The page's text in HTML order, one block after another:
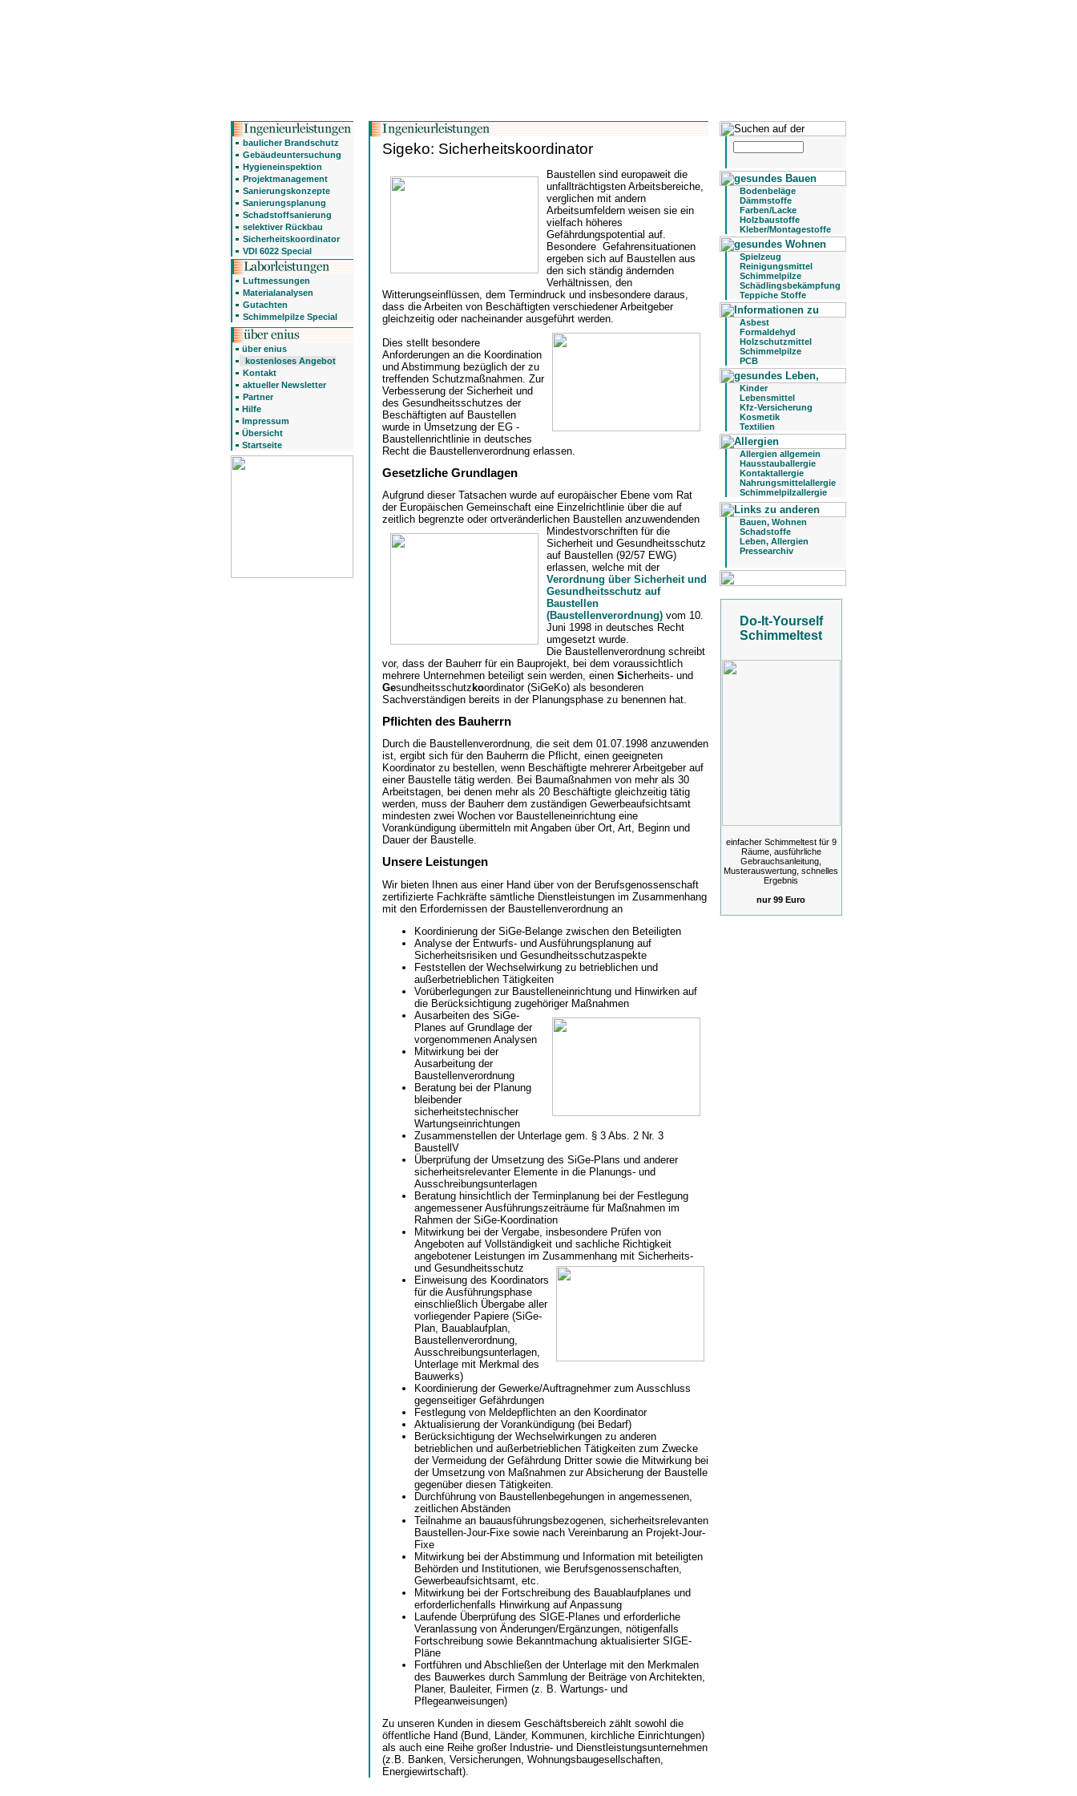
baulicher Brandschutz
Gebäudeuntersuchung
Hygieneinspektion
Projektmanagement
Sanierungskonzepte
Sanierungsplanung
Schadstoffsanierung
selektiver Rückbau
Sicherheitskoordinator
VDI 6022 Special
Luftmessungen
Materialanalysen
Gutachten
Schimmelpilze Special
über enius
kostenloses Angebot
Kontakt
aktueller Newsletter
Partner
Hilfe
Impressum
Übersicht
Startseite
Sigeko: Sicherheitskoordinator
Baustellen sind europaweit die
unfallträchtigsten Arbeitsbereiche,
verglichen mit andern
Arbeitsumfeldern weisen sie ein
vielfach höheres
Gefährdungspotential auf.
Besondere Gefahrensituationen
ergeben sich auf Baustellen aus
den sich ständig ändernden
Verhältnissen, den
Witterungseinflüssen, dem Termindruck und insbesondere daraus,
dass die Arbeiten von Beschäftigten verschiedener Arbeitgeber
gleichzeitig oder nacheinander ausgeführt werden.
Dies stellt besondere
Anforderungen an die Koordination
und Abstimmung bezüglich der zu
treffenden Schutzmaßnahmen. Zur
Verbesserung der Sicherheit und
des Gesundheitsschutzes der
Beschäftigten auf Baustellen
wurde in Umsetzung der EG -
Baustellenrichtlinie in deutsches
Recht die Baustellenverordnung erlassen.
Gesetzliche Grundlagen
Aufgrund dieser Tatsachen wurde auf europäischer Ebene vom Rat
der Europäischen Gemeinschaft eine Einzelrichtlinie über die auf
zeitlich begrenzte oder ortveränderlichen Baustellen anzuwendenden
Mindestvorschriften für die
Sicherheit und Gesundheitsschutz
auf Baustellen (92/57 EWG)
erlassen, welche mit der
Verordnung über Sicherheit und
Gesundheitsschutz auf
Baustellen
(Baustellenverordnung) vom 10.
Juni 1998 in deutsches Recht
umgesetzt wurde.
Die Baustellenverordnung schreibt
vor, dass der Bauherr für ein Bauprojekt, bei dem voraussichtlich
mehrere Unternehmen beteiligt sein werden, einen Sicherheits- und
Gesundheitsschutz koordinator (SiGeKo) als besonderen
Sachverständigen bereits in der Planungsphase zu benennen hat.
Pflichten des Bauherrn
Durch die Baustellenverordnung, die seit dem 01.07.1998 anzuwenden
ist, ergibt sich für den Bauherrn die Pflicht, einen geeigneten
Koordinator zu bestellen, wenn Beschäftigte mehrerer Arbeitgeber auf
einer Baustelle tätig werden. Bei Baumaßnahmen von mehr als 30
Arbeitstagen, bei denen mehr als 20 Beschäftigte gleichzeitig tätig
werden, muss der Bauherr dem zuständigen Gewerbeaufsichtsamt
mindesten zwei Wochen vor Baustelleneinrichtung eine
Vorankündigung übermitteln mit Angaben über Ort, Art, Beginn und
Dauer der Baustelle.
Unsere Leistungen
Wir bieten Ihnen aus einer Hand über von der Berufsgenossenschaft
zertifizierte Fachkräfte sämtliche Dienstleistungen im Zusammenhang
mit den Erfordernissen der Baustellenverordnung an
Koordinierung der SiGe-Belange zwischen den Beteiligten
Analyse der Entwurfs- und Ausführungsplanung auf
Sicherheitsrisiken und Gesundheitsschutzaspekte
Feststellen der Wechselwirkung zu betrieblichen und
außerbetrieblichen Tätigkeiten
Vorüberlegungen zur Baustelleneinrichtung und Hinwirken auf
die Berücksichtigung zugehöriger Maßnahmen
Ausarbeiten des SiGe-
Planes auf Grundlage der
vorgenommenen Analysen
Mitwirkung bei der
Ausarbeitung der
Baustellenverordnung
Beratung bei der Planung
bleibender
sicherheitstechnischer
Wartungseinrichtungen
Zusammenstellen der Unterlage gem. § 3 Abs. 2 Nr. 3
BaustellV
Überprüfung der Umsetzung des SiGe-Plans und anderer
sicherheitsrelevanter Elemente in die Planungs- und
Ausschreibungsunterlagen
Beratung hinsichtlich der Terminplanung bei der Festlegung
angemessener Ausführungszeiträume für Maßnahmen im
Rahmen der SiGe-Koordination
Mitwirkung bei der Vergabe, insbesondere Prüfen von
Angeboten auf Vollständigkeit und sachliche Richtigkeit
angebotener Leistungen im Zusammenhang mit Sicherheits-
und Gesundheitsschutz
Einweisung des Koordinators
für die Ausführungsphase
einschließlich Übergabe aller
vorliegender Papiere (SiGe-
Plan, Bauablaufplan,
Baustellenverordnung,
Ausschreibungsunterlagen,
Unterlage mit Merkmal des
Bauwerks)
Koordinierung der Gewerke/Auftragnehmer zum Ausschluss
gegenseitiger Gefährdungen
Festlegung von Meldepflichten an den Koordinator
Aktualisierung der Vorankündigung (bei Bedarf)
Berücksichtigung der Wechselwirkungen zu anderen
betrieblichen und außerbetrieblichen Tätigkeiten zum Zwecke
der Vermeidung der Gefährdung Dritter sowie die Mitwirkung bei
der Umsetzung von Maßnahmen zur Absicherung der Baustelle
gegenüber diesen Tätigkeiten.
Durchführung von Baustellenbegehungen in angemessenen,
zeitlichen Abständen
Teilnahme an bauausführungsbezogenen, sicherheitsrelevanten
Baustellen-Jour-Fixe sowie nach Vereinbarung an Projekt-Jour-
Fixe
Mitwirkung bei der Abstimmung und Information mit beteiligten
Behörden und Institutionen, wie Berufsgenossenschaften,
Gewerbeaufsichtsamt, etc.
Mitwirkung bei der Fortschreibung des Bauablaufplanes und
erforderlichenfalls Hinwirkung auf Anpassung
Laufende Überprüfung des SIGE-Planes und erforderliche
Veranlassung von Änderungen/Ergänzungen, nötigenfalls
Fortschreibung sowie Bekanntmachung aktualisierter SIGE-
Pläne
Fortführen und Abschließen der Unterlage mit den Merkmalen
des Bauwerkes durch Sammlung der Beiträge von Architekten,
Planer, Bauleiter, Firmen (z. B. Wartungs- und
Pflegeanweisungen)
Zu unseren Kunden in diesem Geschäftsbereich zählt sowohl die
öffentliche Hand (Bund, Länder, Kommunen, kirchliche Einrichtungen)
als auch eine Reihe großer Industrie- und Dienstleistungsunternehmen
(z.B. Banken, Versicherungen, Wohnungsbaugesellschaften,
Energiewirtschaft).
Bodenbeläge
Dämmstoffe
Farben/Lacke
Holzbaustoffe
Kleber/Montagestoffe
Spielzeug
Reinigungsmittel
Schimmelpilze
Schädlingsbekämpfung
Teppiche Stoffe
Asbest
Formaldehyd
Holzschutzmittel
Schimmelpilze
PCB
Kinder
Lebensmittel
Kfz-Versicherung
Kosmetik
Textilien
Allergien allgemein
Hausstauballergie
Kontaktallergie
Nahrungsmittelallergie
Schimmelpilzallergie
Bauen, Wohnen
Schadstoffe
Leben, Allergien
Pressearchiv
Do-It-Yourself
Schimmeltest
einfacher Schimmeltest für 9
Räume, ausführliche
Gebrauchsanleitung,
Musterauswertung, schnelles
Ergebnis
nur 99 Euro